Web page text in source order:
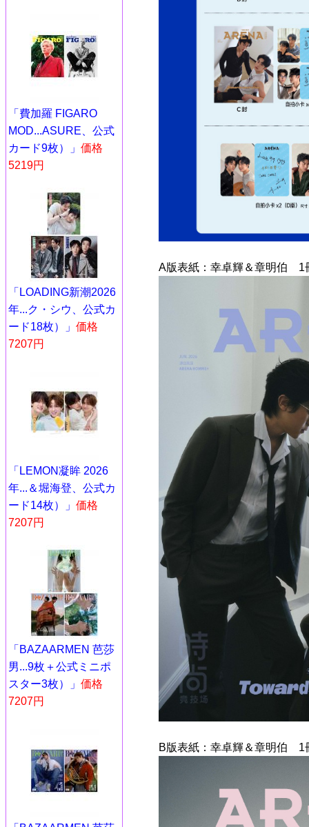
「費加羅 FIGARO
MOD...ASURE、公式
カード9枚）」 価格
5219円
「LOADING新潮2026
年...ク・シウ、公式カ
ード18枚）」 価格
7207円
「LEMON凝眸 2026
年...＆堀海登、公式カ
ード14枚）」 価格
7207円
「BAZAARMEN 芭莎
男...9枚＋公式ミニポ
スター3枚）」 価格
7207円
A版表紙：幸卓輝＆章明伯 1
B版表紙：幸卓輝＆章明伯 1